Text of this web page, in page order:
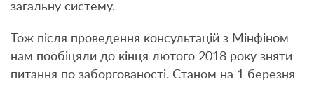
загальну систему.
Тож після проведення консультацій з Мінфіном
нам пообіцяли до кінця лютого 2018 року зняти
питання по заборгованості. Станом на 1 березня